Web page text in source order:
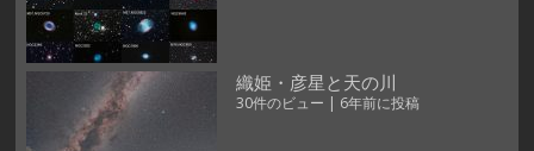
織姫・彦星と天の川
30件のビュー | 6年前に投稿